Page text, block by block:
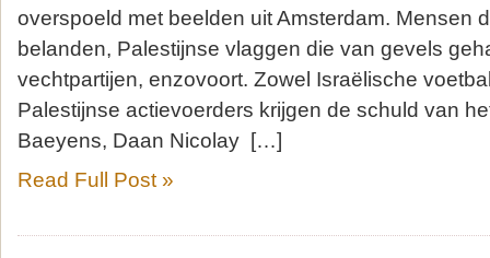
overspoeld met beelden uit Amsterdam. Mensen
belanden, Palestijnse vlaggen die van gevels
vechtpartijen, enzovoort. Zowel Israëlische
Palestijnse actievoerders krijgen de schuld van
Baeyens, Daan Nicolay […]
Read Full Post »